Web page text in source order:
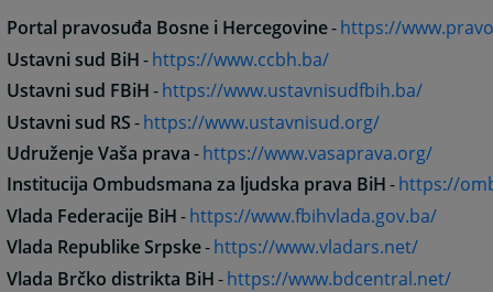
Portal pravosuđa Bosne i Hercegovine-https://
Ustavni sud BiH-https://www.ccbh.ba/
Ustavni sud FBiH-https://www.ustavnisudfbih.ba/
Ustavni sud RS-https://www.ustavnisud.org/
Udruženje Vaša prava-https://www.vasaprava.org/
Institucija Ombudsmana za ljudska prava BiH-https://
Vlada Federacije BiH-https://www.fbihvlada.gov.ba/
Vlada Republike Srpske-https://www.vladars.net/
Vlada Brčko distrikta BiH-https://www.bdcentral.net/